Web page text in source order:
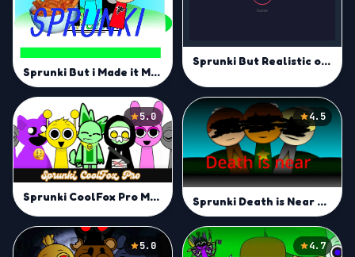
Sprunki But i Made it Mod
Sprunki But Realistic of them
5.0
Sprunki CoolFox Pro Mod
4.5
Sprunki Death is Near Mod
5.0 4.7